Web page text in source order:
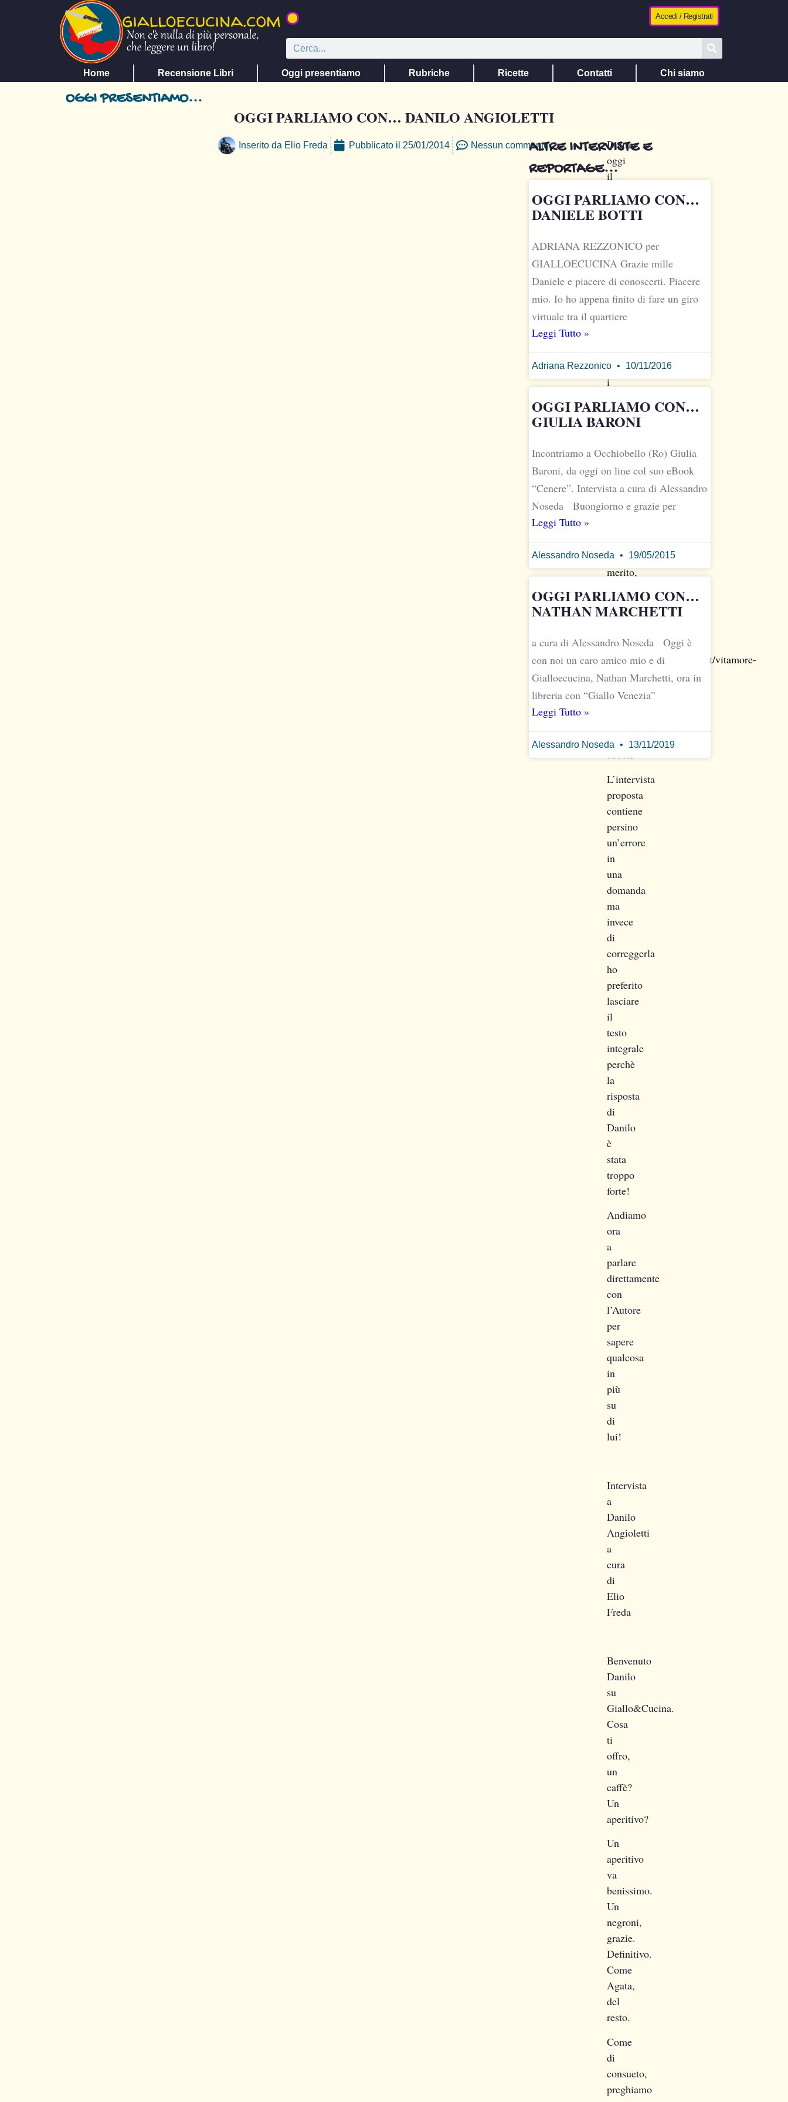
Accedi / Registrati
Home Recensione Libri Oggi presentiamo Rubriche Ricette Contatti Chi siamo
OGGI PRESENTIAMO...
OGGI PARLIAMO CON… DANILO ANGIOLETTI
Inserito da Elio Freda Pubblicato il 25/01/2014 Nessun commento
Diamo
oggi
il
benvenuto
a
Danilo
Angioletti,
di
un
romanzo
che,
da
i
personali,
colpisce
per
la
sua
originalità.
in
merito,
questo
sito
http://www.ebookextra.it/vitamore-
vitamorte-
nuovo-
angioletti-
ebook/
L’intervista
proposta
contiene
persino
un’errore
in
una
domanda
ma
invece
di
correggerla
ho
preferito
lasciare
il
testo
integrale
perchè
la
risposta
di
Danilo
è
stata
troppo
forte!
Andiamo
ora
a
parlare
direttamente
con
l’Autore
per
sapere
qualcosa
in
più
su
di
lui!
Intervista
a
Danilo
Angioletti
a
cura
di
Elio
Freda
Benvenuto
Danilo
su
Giallo&Cucina.
Cosa
ti
offro,
un
caffè?
Un
aperitivo?
Un
aperitivo
va
benissimo.
Un
negroni,
grazie.
Definitivo.
Come
Agata,
del
resto.
Come
di
consueto,
preghiamo
ALTRE INTERVISTE E
REPORTAGE...
OGGI PARLIAMO CON…
DANIELE BOTTI
ADRIANA REZZONICO per
GIALLOECUCINA Grazie mille
Daniele e piacere di conoscerti. Piacere
mio. Io ho appena finito di fare un giro
virtuale tra il quartiere
Leggi Tutto »
Adriana Rezzonico 10/11/2016
OGGI PARLIAMO CON…
GIULIA BARONI
Incontriamo a Occhiobello (Ro) Giulia
Baroni, da oggi on line col suo eBook
“Cenere”. Intervista a cura di Alessandro
Noseda Buongiorno e grazie per
Leggi Tutto »
Alessandro Noseda 19/05/2015
OGGI PARLIAMO CON…
NATHAN MARCHETTI
a cura di Alessandro Noseda Oggi è
con noi un caro amico mio e di
Gialloecucina, Nathan Marchetti, ora in
libreria con “Giallo Venezia”
Leggi Tutto »
Alessandro Noseda 13/11/2019